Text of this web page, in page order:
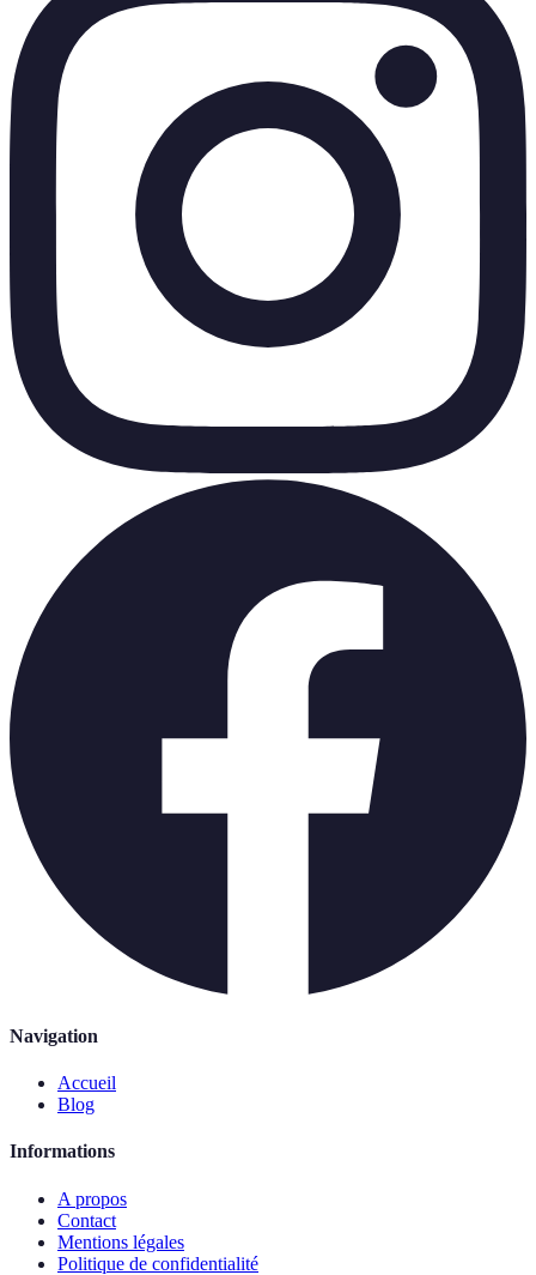
Navigation
Accueil
Blog
Informations
A propos
Contact
Mentions légales
Politique de confidentialité